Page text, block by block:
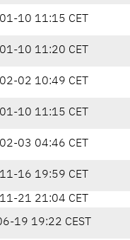
10 11:15 CET
10 11:20 CET
02 10:49 CET
10 11:15 CET
03 04:46 CET
16 19:59 CET
21 21:04 CET
19 19:22 CEST